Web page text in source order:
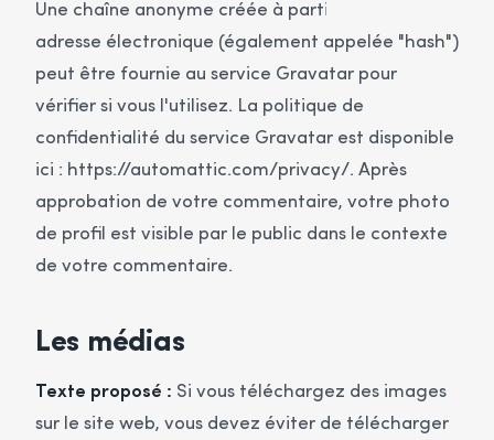
Une chaîne anonyme créée à partir de votre
adresse électronique (également appelée "hash")
peut être fournie au service Gravatar pour
vérifier si vous l'utilisez. La politique de
confidentialité du service Gravatar est disponible
ici : https://automattic.com/privacy/. Après
approbation de votre commentaire, votre photo
de profil est visible par le public dans le contexte
de votre commentaire.
Les médias
Texte proposé : Si vous téléchargez des images
sur le site web, vous devez éviter de télécharger